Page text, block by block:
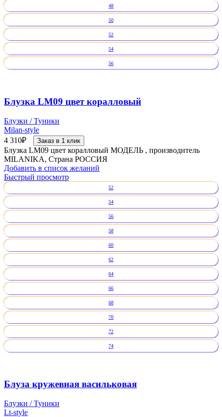
48
50
52
54
56
Блузка LM09 цвет коралловый
Блузки / Туники
Milan-style
4 310₽ Заказ в 1 клик
Блузка LM09 цвет коралловый МОДЕЛЬ , производитель
MILANIKA, Страна РОССИЯ
Добавить в список желаний
Быстрый просмотр
52
54
56
58
60
62
64
66
68
70
72
74
Блуза кружевная васильковая
Блузки / Туники
Lt-style